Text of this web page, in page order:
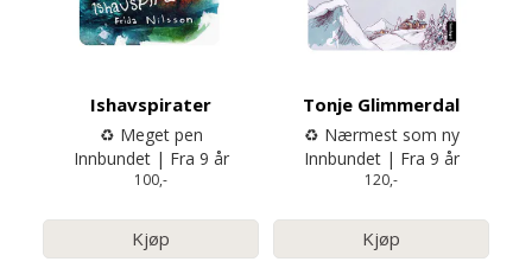
Ishavspirater
♻️ Meget pen
Innbundet | Fra 9 år
100,-
Kjøp
Tonje Glimmerdal
♻️ Nærmest som ny
Innbundet | Fra 9 år
120,-
Kjøp